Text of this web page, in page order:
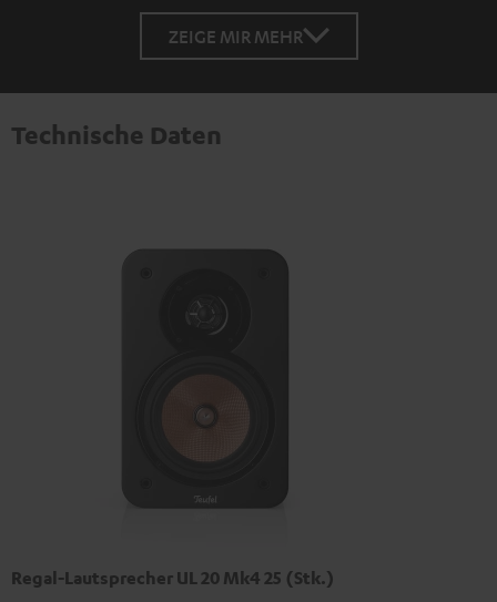
ZEIGE MIR MEHR
Technische Daten
Regal-Lautsprecher UL 20 Mk4 25 (Stk.)